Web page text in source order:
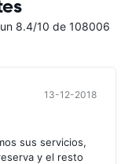
8.4/10 de 108006
13-12-2018
sus servicios,
y el resto